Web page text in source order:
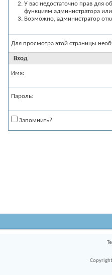
У вас недостаточно прав для
функциям администратора
Возможно, администратор
Для просмотра этой страницы
Вход
Имя:
Пароль:
Запомнить?